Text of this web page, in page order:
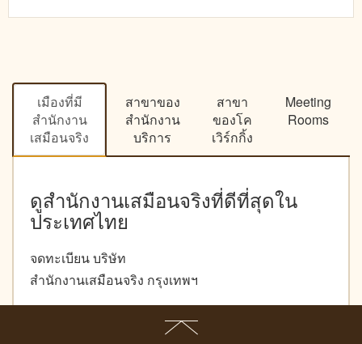
เมืองที่มี
สำนักงาน
เสมือนจริง
สาขาของ
สำนักงาน
บริการ
สาขา
ของโค
เวิร์กกิ้ง
Meeting
Rooms
ดูสำนักงานเสมือนจริงที่ดีที่สุดใน
ประเทศไทย
จดทะเบียน บริษัท
สำนักงานเสมือนจริง กรุงเทพฯ